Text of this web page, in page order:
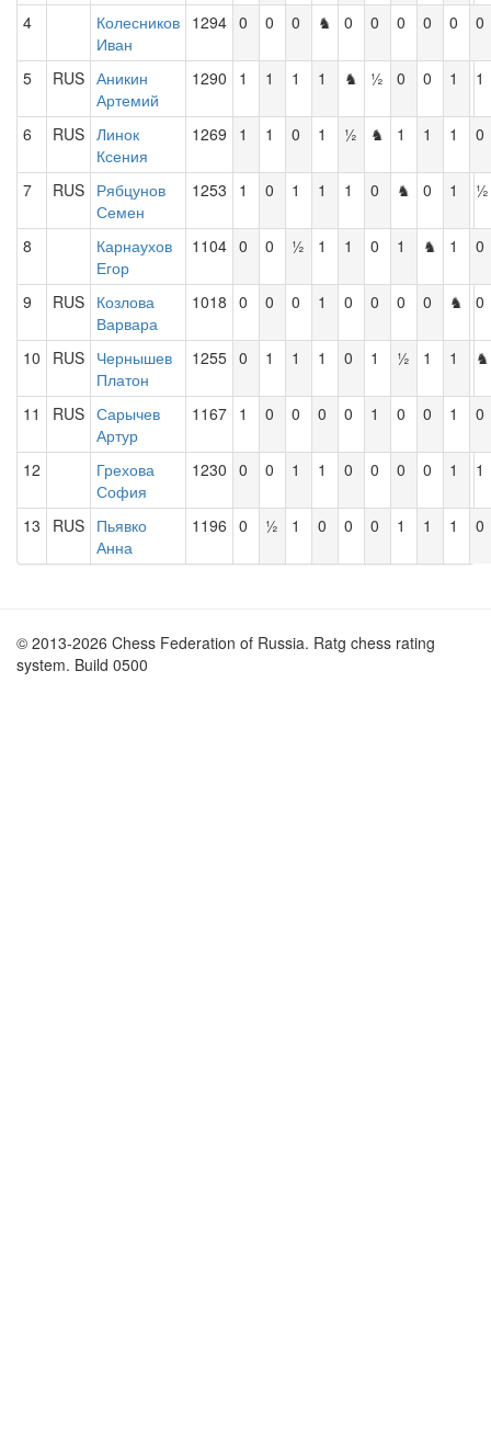
4
Колесников
Иван
1294 0 0 0 ♞ 0 0 0 0 0 0
5 RUS Аникин
Артемий
1290 1 1 1 1 ♞ ½ 0 0 1 1
6 RUS Линок
Ксения
1269 1 1 0 1 ½ ♞ 1 1 1 0
7 RUS Рябцунов
Семен
1253 1 0 1 1 1 0 ♞ 0 1 ½
8
Карнаухов
Егор
1104 0 0 ½ 1 1 0 1 ♞ 1 0
9 RUS Козлова
Варвара
1018 0 0 0 1 0 0 0 0 ♞ 0
10 RUS Чернышев
Платон
1255 0 1 1 1 0 1 ½ 1 1 ♞
11 RUS Сарычев
Артур
1167 1 0 0 0 0 1 0 0 1 0
12
Грехова
София
1230 0 0 1 1 0 0 0 0 1 1
13 RUS Пьявко
Анна
1196 0 ½ 1 0 0 0 1 1 1 0
© 2013-2026 Chess Federation of Russia. Ratg chess rating
system. Build 0500